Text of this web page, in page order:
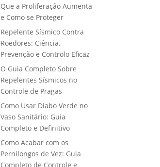
Que a Proliferação Aumenta
e Como se Proteger
Repelente Sísmico Contra
Roedores: Ciência,
Prevenção e Controlo Eficaz
O Guia Completo Sobre
Repelentes Sísmicos no
Controle de Pragas
Como Usar Diabo Verde no
Vaso Sanitário: Guia
Completo e Definitivo
Como Acabar com os
Pernilongos de Vez: Guia
Completo de Controle e